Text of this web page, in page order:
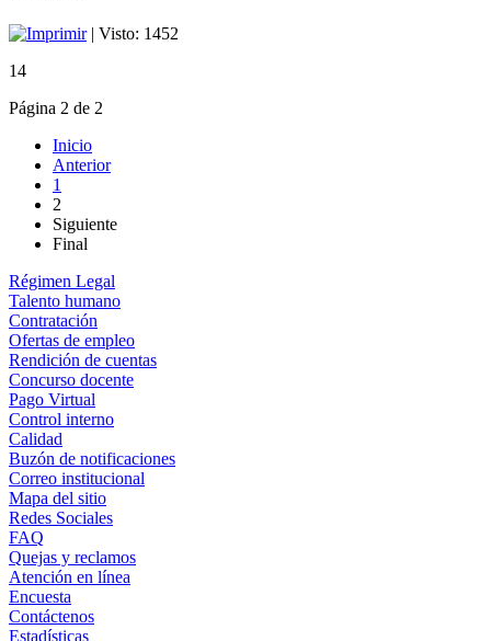
| Visto: 1452
14
Página 2 de 2
Inicio
Anterior
1
2
Siguiente
Final
Régimen Legal
Talento humano
Contratación
Ofertas de empleo
Rendición de cuentas
Concurso docente
Pago Virtual
Control interno
Calidad
Buzón de notificaciones
Correo institucional
Mapa del sitio
Redes Sociales
FAQ
Quejas y reclamos
Atención en línea
Encuesta
Contáctenos
Estadísticas